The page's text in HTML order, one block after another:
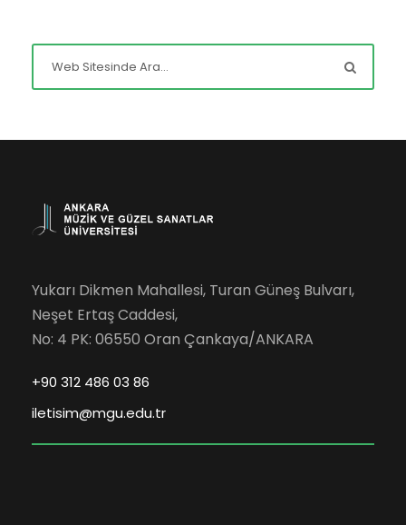
Yukarı Dikmen Mahallesi, Turan Güneş Bulvarı,
Neşet Ertaş Caddesi,
No: 4 PK: 06550 Oran Çankaya/ANKARA
+90 312 486 03 86
iletisim@mgu.edu.tr